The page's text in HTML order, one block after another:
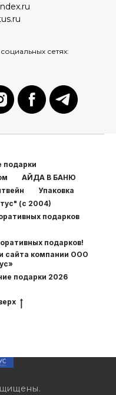
сетях:
подарки
АЙДА В БАНЮ
Упаковка
(с 2004)
подарков
подарков!
сайта компании ООО
подарки 2026